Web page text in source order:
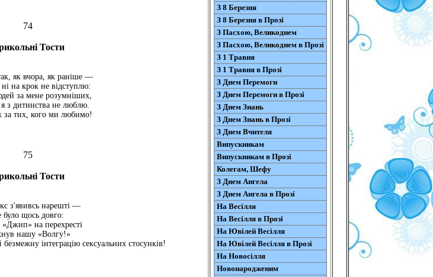
74
Тости
як вчора, як раніше —
на крок не відступлю:
за мене розумніших,
з дитинства не люблю.
тих, кого ми любимо!
75
Тости
з'явивсь нарешті —
було щось довго:
на перехресті
нашу «Волгу!»
інтеграцію сек­суальних стосунків!
З 8 Березня
З 8 Березня в Прозі
З Пасхою, Великоднем
З Пасхою, Великоднем в Прозі
З 1 Травня
З 1 Травня в Прозі
З Днем Перемоги
З Днем Перемоги в Прозі
З Днем Знань
З Днем Знань в Прозі
З Днем Вчителя
Випускникам
Випускникам в Прозі
Колегам, Шефу
З Днем Ангела
З Днем Ангела в Прозі
На Весілля
На Весілля в Прозі
На Ювілей Весілля
На Ювілей Весілля в Прозі
На Новосілля
Новонародженим